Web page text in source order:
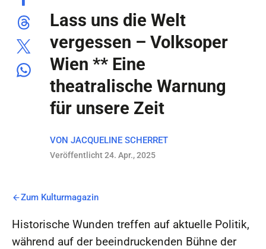
Lass uns die Welt
vergessen – Volksoper
Wien ** Eine
theatralische Warnung
für unsere Zeit
VON JACQUELINE SCHERRET
Veröffentlicht 24. Apr., 2025
Zum Kulturmagazin
Historische Wunden treffen auf aktuelle Politik,
während auf der beeindruckenden Bühne der